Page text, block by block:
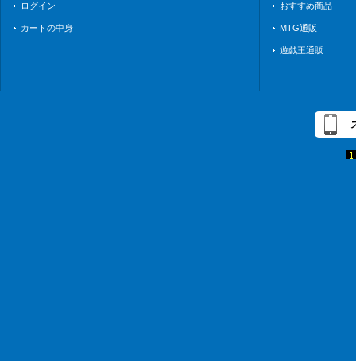
ログイン
カートの中身
おすすめ商品
MTG通販
遊戯王通販